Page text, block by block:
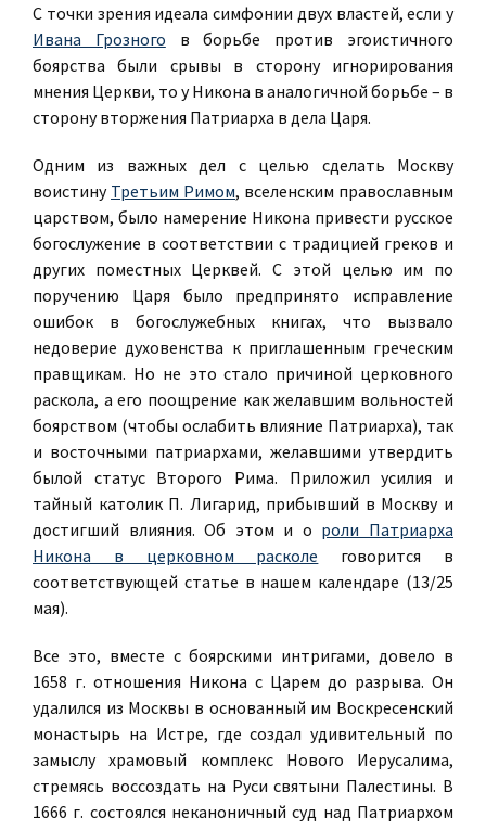
С точки зрения идеала симфонии двух властей, если у
Ивана Грозного в борьбе против эгоистичного
боярства были срывы в сторону игнорирования
мнения Церкви, то у Никона в аналогичной борьбе – в
сторону вторжения Патриарха в дела Царя.
Одним из важных дел с целью сделать Москву
воистину Третьим Римом, вселенским православным
царством, было намерение Никона привести русское
богослужение в соответствии с традицией греков и
других поместных Церквей. С этой целью им по
поручению Царя было предпринято исправление
ошибок в богослужебных книгах, что вызвало
недоверие духовенства к приглашенным греческим
правщикам. Но не это стало причиной церковного
раскола, а его поощрение как желавшим вольностей
боярством (чтобы ослабить влияние Патриарха), так
и восточными патриархами, желавшими утвердить
былой статус Второго Рима. Приложил усилия и
тайный католик П. Лигарид, прибывший в Москву и
достигший влияния. Об этом и о роли Патриарха
Никона в церковном расколе говорится в
соответствующей статье в нашем календаре (13/25
мая).
Все это, вместе с боярскими интригами, довело в
1658 г. отношения Никона с Царем до разрыва. Он
удалился из Москвы в основанный им Воскресенский
монастырь на Истре, где создал удивительный по
замыслу храмовый комплекс Нового Иерусалима,
стремясь воссоздать на Руси святыни Палестины. В
1666 г. состоялся неканоничный суд над Патриархом